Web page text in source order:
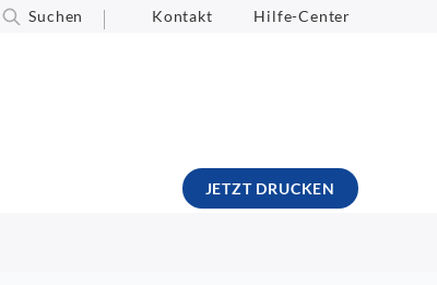
Suchen Kontakt Hilfe-Center
JETZT DRUCKEN